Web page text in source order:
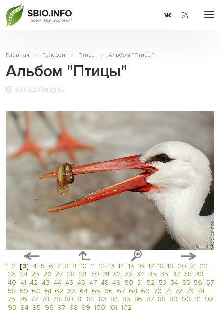
Главная Галереи Птицы Альбом "Птицы"
Альбом "Птицы"
09.08.2008 23:57
1 2 [3] 4 5 6 7 8 9 10 11 12 13 14 15 16 17 18 19 20 21 22
23 24 25 26 27 28 29 30 31 32 33 34 35 36 37 38 39
40 41 42 43 44 45 46 47 48 49 50 51 52 53 54 55 56 57
58 59 60 61 62 63 64 65 66 67 68 69 70 71 72 73 74
75 76 77 78 79 80 81 82 83 84 85 86 87 88 89 90 91 92
93 94 95 96 97 98 99 100 101 102